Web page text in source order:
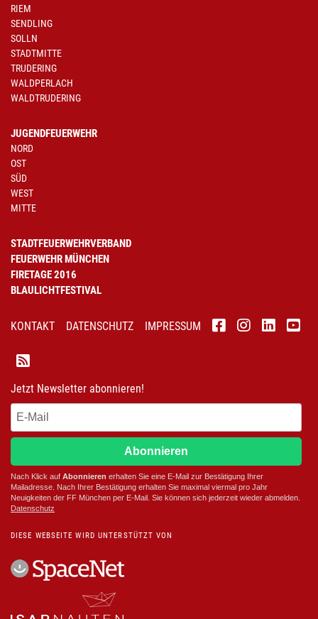
RIEM
SENDLING
SOLLN
STADTMITTE
TRUDERING
WALDPERLACH
WALDTRUDERING
JUGENDFEUERWEHR
NORD
OST
SÜD
WEST
MITTE
STADTFEUERWEHRVERBAND
FEUERWEHR MÜNCHEN
FIRETAGE 2016
BLAULICHTFESTIVAL
KONTAKT DATENSCHUTZ IMPRESSUM
Jetzt Newsletter abonnieren!
Abonnieren
Nach Klick auf Abonnieren erhalten Sie eine E-Mail zur Bestätigung Ihrer
Mailadresse. Nach Ihrer Bestätigung erhalten Sie maximal viermal pro Jahr
Neuigkeiten der FF München per E-Mail. Sie können sich jederzeit wieder abmelden.
Datenschutz
DIESE WEBSEITE WIRD UNTERSTÜTZT VON